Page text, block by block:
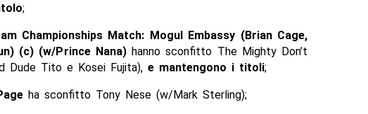
;
Championships Match: Mogul Embassy (Brian Cage,
(c) (w/Prince Nana)hanno sconfitto The Mighty Don’t
Dude Tito e Kosei Fujita), e mantengono i titoli;
ha sconfitto Tony Nese (w/Mark Sterling);